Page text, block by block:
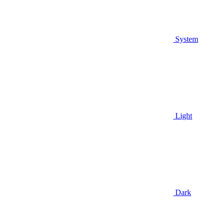
System
Light
Dark